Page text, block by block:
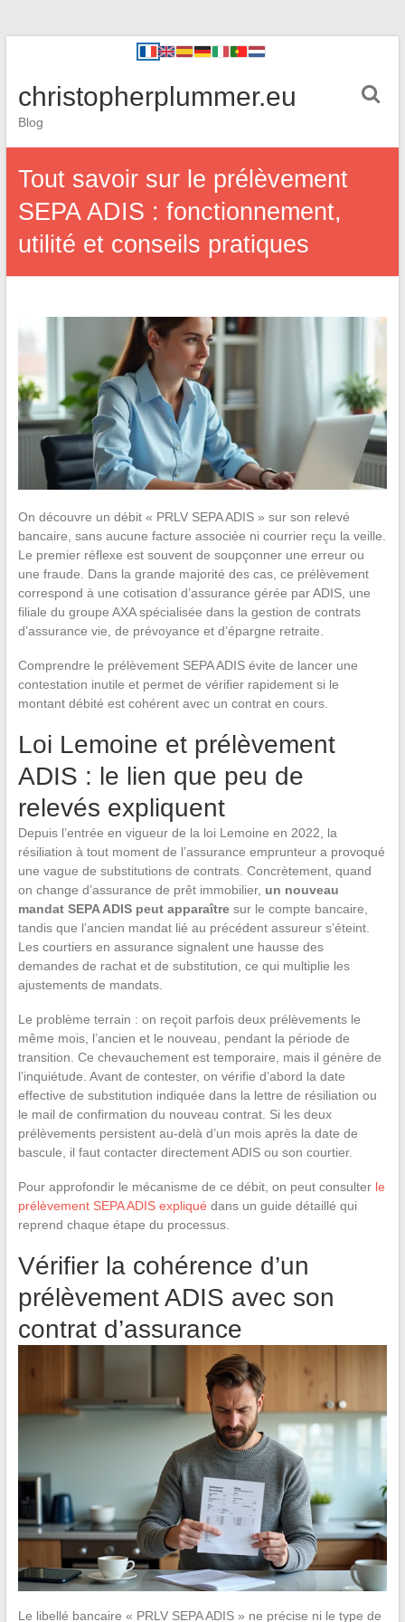
christopherplummer.eu
Blog
Tout savoir sur le prélèvement
SEPA ADIS : fonctionnement,
utilité et conseils pratiques
On découvre un débit « PRLV SEPA ADIS » sur son relevé
bancaire, sans aucune facture associée ni courrier reçu la veille.
Le premier réflexe est souvent de soupçonner une erreur ou
une fraude. Dans la grande majorité des cas, ce prélèvement
correspond à une cotisation d’assurance gérée par ADIS, une
filiale du groupe AXA spécialisée dans la gestion de contrats
d’assurance vie, de prévoyance et d’épargne retraite.
Comprendre le prélèvement SEPA ADIS évite de lancer une
contestation inutile et permet de vérifier rapidement si le
montant débité est cohérent avec un contrat en cours.
Loi Lemoine et prélèvement
ADIS : le lien que peu de
relevés expliquent
Depuis l’entrée en vigueur de la loi Lemoine en 2022, la
résiliation à tout moment de l’assurance emprunteur a provoqué
une vague de substitutions de contrats. Concrètement, quand
on change d’assurance de prêt immobilier, un nouveau
mandat SEPA ADIS peut apparaîtresur le compte bancaire,
tandis que l’ancien mandat lié au précédent assureur s’éteint.
Les courtiers en assurance signalent une hausse des
demandes de rachat et de substitution, ce qui multiplie les
ajustements de mandats.
Le problème terrain : on reçoit parfois deux prélèvements le
même mois, l’ancien et le nouveau, pendant la période de
transition. Ce chevauchement est temporaire, mais il génère de
l’inquiétude. Avant de contester, on vérifie d’abord la date
effective de substitution indiquée dans la lettre de résiliation ou
le mail de confirmation du nouveau contrat. Si les deux
prélèvements persistent au-delà d’un mois après la date de
bascule, il faut contacter directement ADIS ou son courtier.
Pour approfondir le mécanisme de ce débit, on peut consulter le
prélèvement SEPA ADIS expliqué dans un guide détaillé qui
reprend chaque étape du processus.
Vérifier la cohérence d’un
prélèvement ADIS avec son
contrat d’assurance
Le libellé bancaire « PRLV SEPA ADIS » ne précise ni le type de